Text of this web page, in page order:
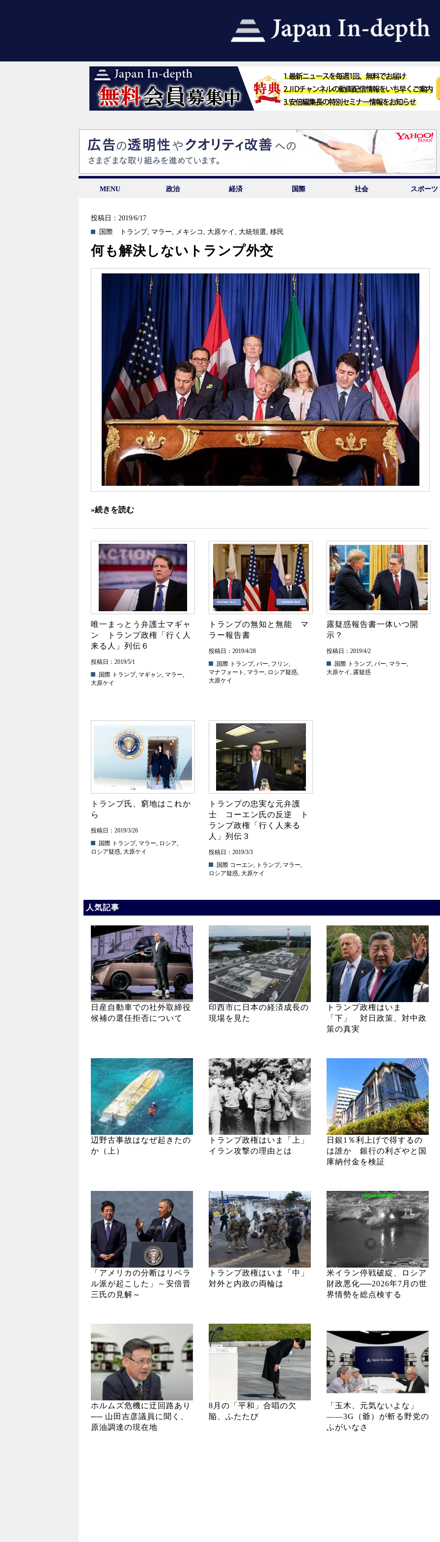
MENU 政治 経済 国際 社会 スポーツ
投稿日：2019/6/17
.国際
トランプ, マラー, メキシコ , 大原ケイ , 大統領選,移民
何も解決しないトランプ外交
»続きを読む
唯一まっとう弁護士マギャ
ン トランプ政権「行く人
来る人」列伝６
投稿日：2019/5/1
.国際 トランプ, マギャン, マラー,
大原ケイ
トランプの無知と無能 マ
ラー報告書
投稿日：2019/4/28
.国際 トランプ, バー, フリン,
マナフォート , マラー, ロシア疑惑,
大原ケイ
露疑惑報告書一体いつ開
示？
投稿日：2019/4/2
.国際 トランプ, バー, マラー,
大原ケイ, 露疑惑
トランプ氏、窮地はこれか
ら
投稿日：2019/3/26
.国際 トランプ, マラー, ロシア,
ロシア疑惑, 大原ケイ
トランプの忠実な元弁護
士 コーエン氏の反逆 ト
ランプ政権「行く人来る
人」列伝３
投稿日：2019/3/3
.国際 コーエン, トランプ, マラー,
ロシア疑惑, 大原ケイ
人気記事
日産自動車での社外取締役
候補の選任拒否について
印西市に日本の経済成長の
現場を見た
トランプ政権はいま
「下」 対日政策、対中政
策の真実
辺野古事故はなぜ起きたの
か（上）
トランプ政権はいま「上」
イラン攻撃の理由とは
日銀1％利上げで得するの
は誰か 銀行の利ざやと国
庫納付金を検証
「アメリカの分断はリベラ
ル派が起こした」～安倍晋
三氏の見解～
トランプ政権はいま「中」
対外と内政の両輪は
米イラン停戦破綻、ロシア
財政悪化──2026年7月の世
界情勢を総点検する
ホルムズ危機に迂回路あり
── 山田吉彦議員に聞く、
原油調達の現在地
8月の「平和」合唱の欠
陥、ふたたび
「玉木、元気ないよな」
――3G（爺）が斬る野党の
ふがいなさ